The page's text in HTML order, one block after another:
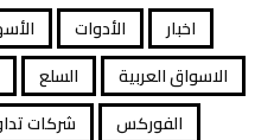
اخبار الأدوات
الاسواق العربية
السلع
الفوركس
شركات